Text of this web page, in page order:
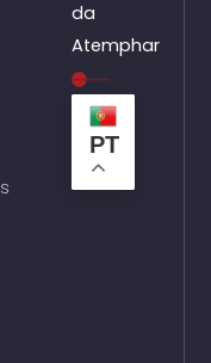
da
Atemphar
PT